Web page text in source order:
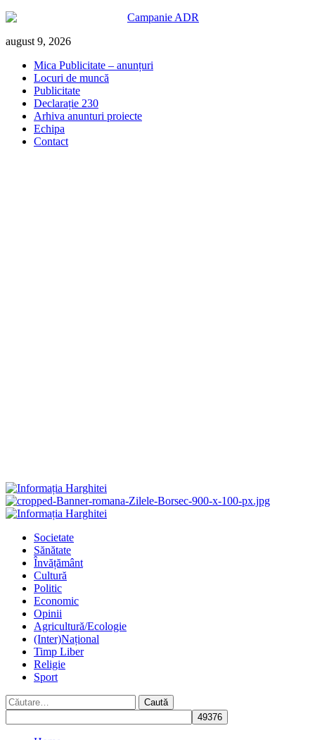
Skip
content
august 9, 2026
Mica Publicitate – anunțuri
Locuri de muncă
Publicitate
Declarație 230
Arhiva anunturi proiecte
Echipa
Contact
Primary
Societate
Sănătate
Învățământ
Cultură
Politic
Economic
Opinii
Agricultură/Ecologie
(Inter)Național
Timp Liber
Religie
Sport
Caută
după: